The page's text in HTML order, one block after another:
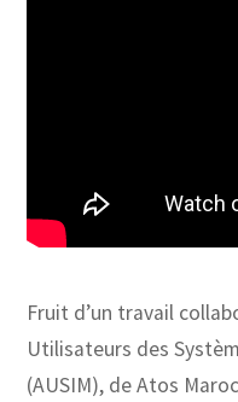
Fruit d’un travail
Utilisateurs des
(AUSIM), de Atos